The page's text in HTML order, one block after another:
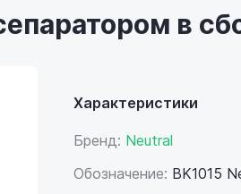
в
Характеристики
Бренд: Neutral
Обозначение: BK1015